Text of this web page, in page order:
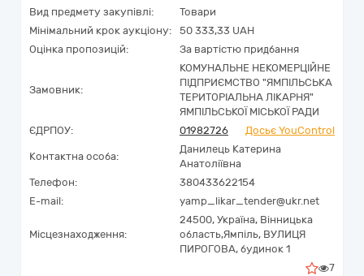
Вид предмету закупівлі:
Товари
Мінімальний крок аукціону:
50 333,33 UAH
Оцінка пропозицій:
За вартістю придбання
Замовник:
КОМУНАЛЬНЕ НЕКОМЕРЦІЙНЕ
ПІДПРИЄМСТВО "ЯМПІЛЬСЬКА
ТЕРИТОРІАЛЬНА ЛІКАРНЯ"
ЯМПІЛЬСЬКОЇ МІСЬКОЇ РАДИ
ЄДРПОУ:
01982726 Досьє YouControl
Контактна особа:
Данилець Катерина
Анатоліївна
Телефон:
380433622154
E-mail:
yamp_likar_tender@ukr.net
Місцезнаходження:
24500, Україна, Вінницька
область,Ямпіль, ВУЛИЦЯ
ПИРОГОВА, будинок 1
7